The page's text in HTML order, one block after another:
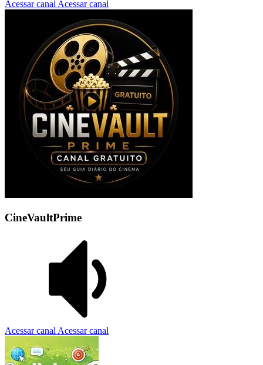
Acessar canal Acessar canal
CineVaultPrime
Acessar canal Acessar canal